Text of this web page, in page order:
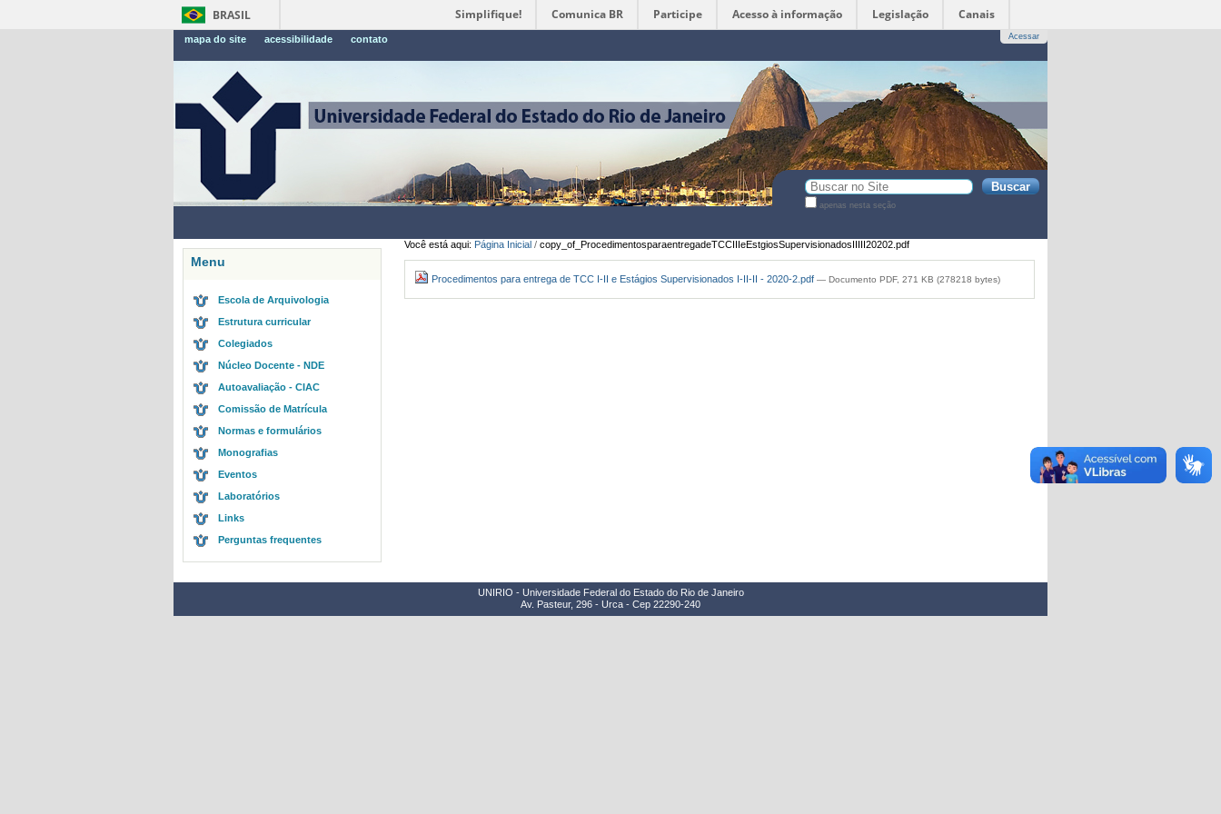
BRASIL Simplifique! Comunica BR Participe Acesso à informação Legislação Canais
mapa do site acessibilidade contato Acessar
Busca
apenas nesta seção
Você está aqui: Página Inicial /copy_of_ProcedimentosparaentregadeTCCIIIeEstgiosSupervisionadosIIIII20202.pdf
Procedimentos para entrega de TCC I-II e Estágios Supervisionados I-II-II - 2020-2.pdf— Documento PDF, 271 KB (278218 bytes)
Menu
Escola de Arquivologia
Estrutura curricular
Colegiados
Núcleo Docente - NDE
Autoavaliação - CIAC
Comissão de Matrícula
Normas e formulários
Monografias
Eventos
Laboratórios
Links
Perguntas frequentes
UNIRIO - Universidade Federal do Estado do Rio de Janeiro
Av. Pasteur, 296 - Urca - Cep 22290-240